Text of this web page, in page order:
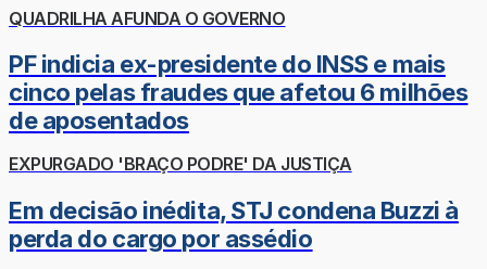
QUADRILHA AFUNDA O GOVERNO
PF indicia ex-presidente do INSS e mais
cinco pelas fraudes que afetou 6 milhões
de aposentados
EXPURGADO 'BRAÇO PODRE' DA JUSTIÇA
Em decisão inédita, STJ condena Buzzi à
perda do cargo por assédio